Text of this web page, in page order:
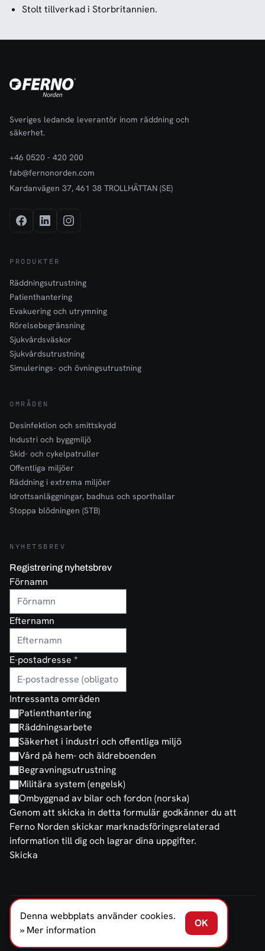
Stolt tillverkad i Storbritannien.
Sveriges ledande leverantör inom räddning och
säkerhet.
+46 0520 - 420 200
fab@fernonorden.com
Kardanvägen 37, 461 38 TROLLHÄTTAN (SE)
PRODUKTER
Räddningsutrustning
Patienthantering
Evakuering och utrymning
Rörelsebegränsning
Sjukvårdsväskor
Sjukvårdsutrustning
Simulerings- och övningsutrustning
OMRÅDEN
Desinfektion och smittskydd
Industri och byggmiljö
Skid- och cykelpatruller
Offentliga miljöer
Räddning i extrema miljöer
Idrottsanläggningar, badhus och sporthallar
Stoppa blödningen (STB)
NYHETSBREV
Registrering nyhetsbrev
Förnamn
Efternamn
E-postadresse *
Intressanta områden
Patienthantering
Räddningsarbete
Säkerhet i industri och offentliga miljö
Vård på hem- och äldreboenden
Begravningsutrustning
Militära system (engelsk)
Ombyggnad av bilar och fordon (norska)
Genom att skicka in detta formulär godkänner du att
Ferno Norden skickar marknadsföringsrelaterad
information till dig och lagrar dina uppgifter.
Skicka
FERNO NORDEN SVERIGE AB © 2026
Försäljnings- och leveransvillkor
Offentlighetslagen
Denna webbplats använder cookies.
» Mer information
OK